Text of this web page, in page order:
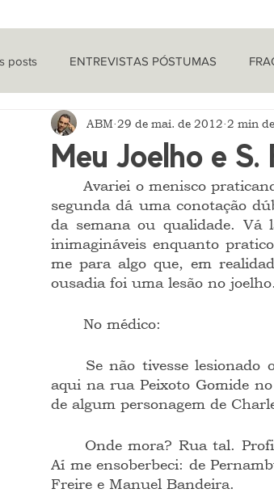
posts ENTREVISTAS PÓSTUMAS
ENTREVISTAS CINEMA
QUE HISTÓRIA É ESSA? POLÍTICA
Meu Joelho e S.
ABM 29 de mai. de 2012 2 min
segunda dá uma conotação
da semana ou qualidade. Vá
inimagináveis enquanto
me para algo que, em
ousadia foi uma lesão no joelho.
	No médico:
aqui na rua Peixoto Gomide
de algum personagem de
Aí me ensoberbeci: de
Freire e Manuel Bandeira.